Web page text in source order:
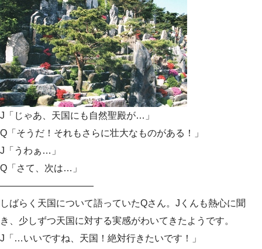
J「じゃあ、天国にも自然聖殿が…」
Q「そうだ！それもさらに壮大なものがある！」
J「うわぁ…」
Q「さて、次は…」
——————————
しばらく天国について語っていたQさん。Jくんも熱心に聞
き、少しずつ天国に対する実感がわいてきたようです。
J「…いいですね、天国！絶対行きたいです！」